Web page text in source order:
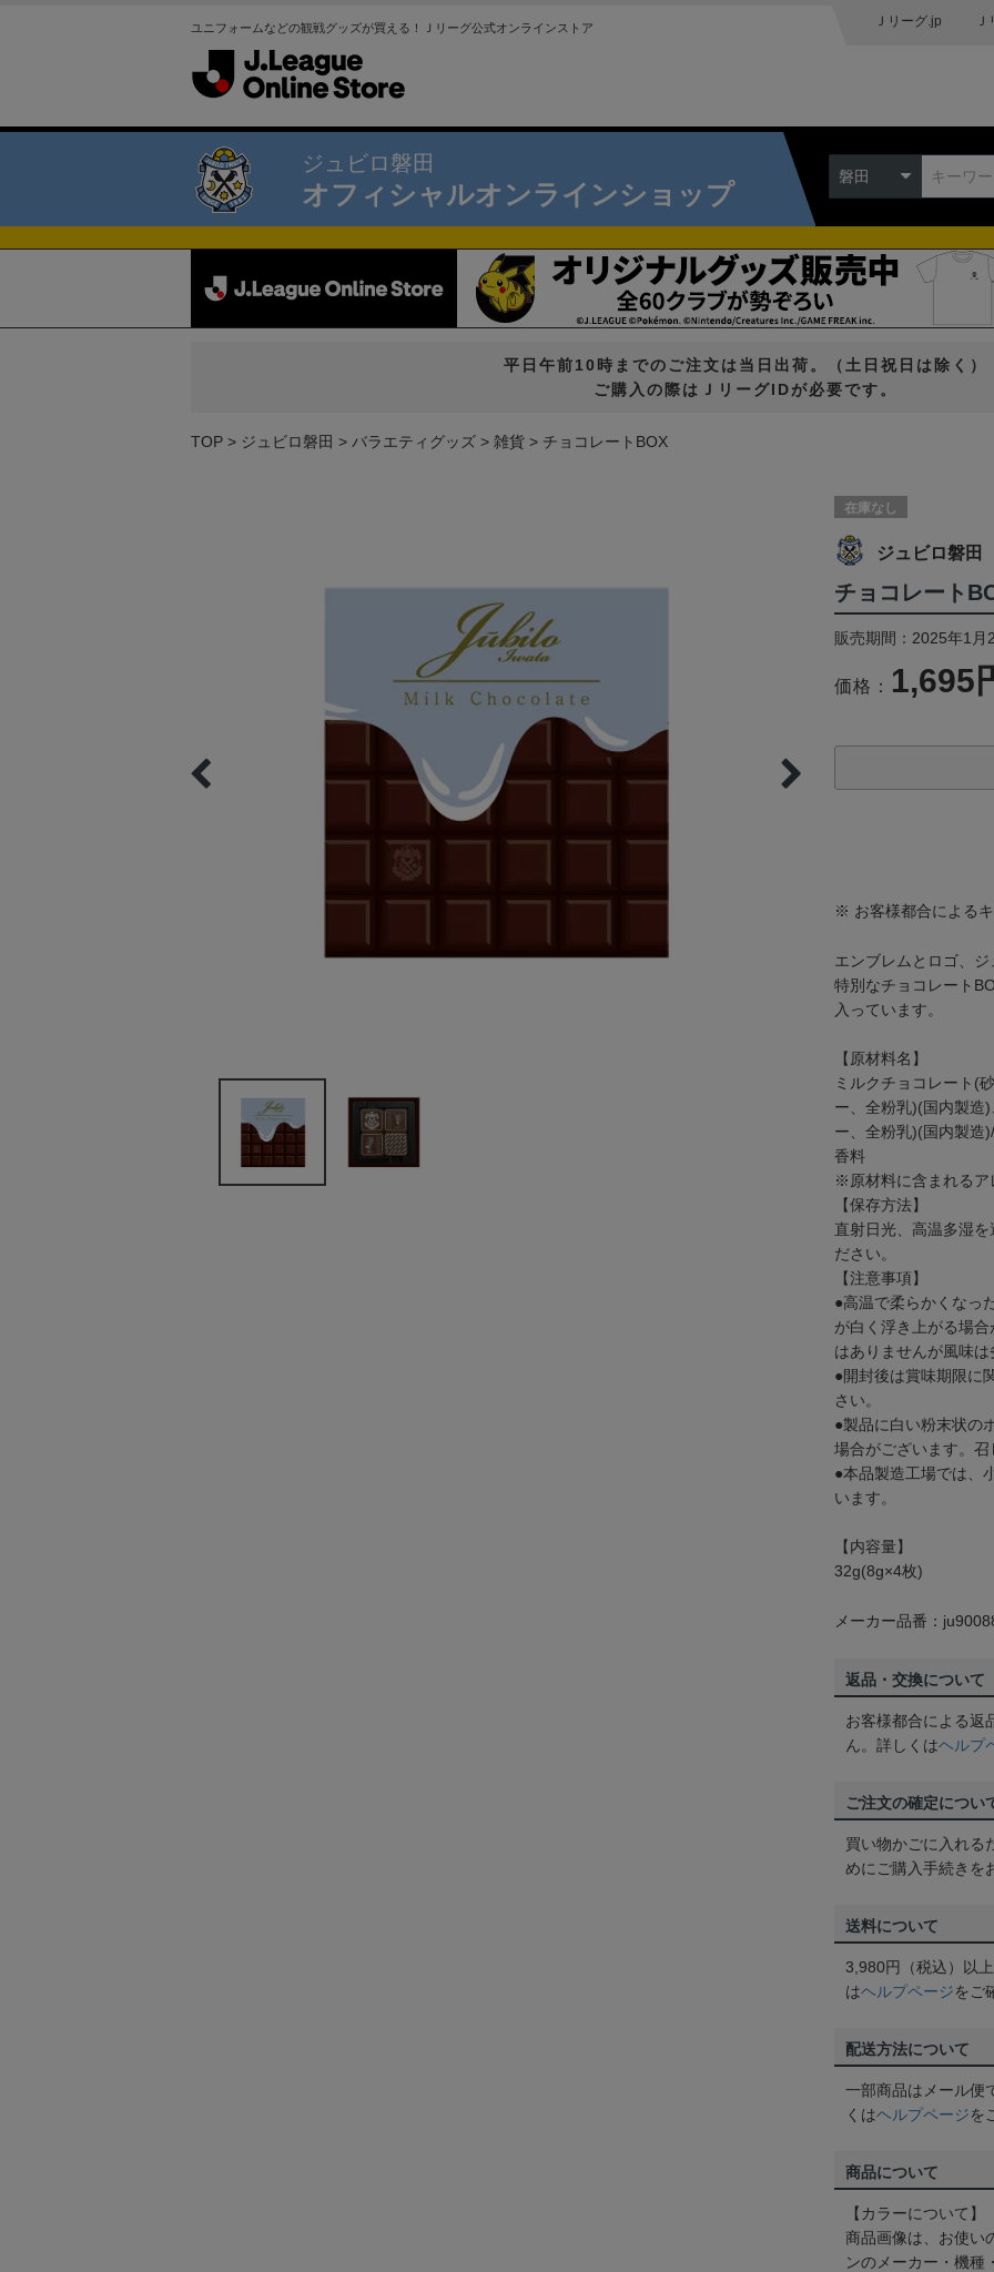
ユニフォームなどの観戦グッズが買える！Ｊリーグ公式オンラインストア Ｊリーグ.jp
ジュビロ磐田
オフィシャルオンラインショップ
磐田
平日午前10時までのご注文は当日出荷。（土日祝日は除く）
ご購入の際はＪリーグIDが必要です。
TOP ジュビロ磐田 バラエティグッズ 雑貨 チョコレートBOX
在庫なし
ジュビロ磐田
チョコレート
販売期間：2025年1
価格： 1,695
※ お客様都合による
エンブレムとロゴ、
特別なチョコレート
入っています。
【原材料名】
ミルクチョコレート(
ー、全粉乳)(国内製造
ー、全粉乳)(国内製造
香料
※原材料に含まれるア
【保存方法】
直射日光、高温多湿
ださい。
【注意事項】
●高温で柔らかくなっ
が白く浮き上がる場
はありませんが風味
●開封後は賞味期限に
さい。
●製品に白い粉末状の
場合がございます。
●本品製造工場では、
います。
【内容量】
32g(8g×4枚)
メーカー品番：
返品・交換について
お客様都合による返
ん。詳しくはヘルプ
ご注文の確定につい
買い物かごに入れる
めにご購入手続きを
送料について
3,980円（税込）以
はヘルプページをご
配送方法について
一部商品はメール便
くはヘルプページを
商品について
【カラーについて】
商品画像は、お使い
ンのメーカー・機種